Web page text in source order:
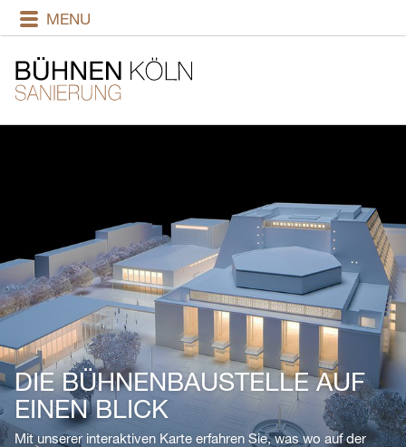
MENU
DIE BÜHNENBAUSTELLE AUF
EINEN BLICK
Mit unserer interaktiven Karte erfahren Sie, was wo auf der